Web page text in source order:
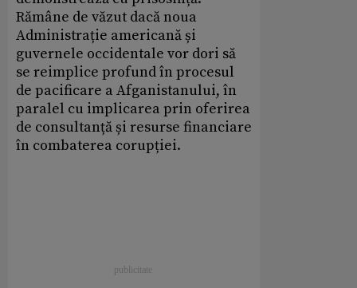
Rămâne de văzut dacă noua
Administrație americană și
guvernele occidentale vor dori să
se reimplice profund în procesul
de pacificare a Afganistanului, în
paralel cu implicarea prin oferirea
de consultanță și resurse financiare
în combaterea corupției.